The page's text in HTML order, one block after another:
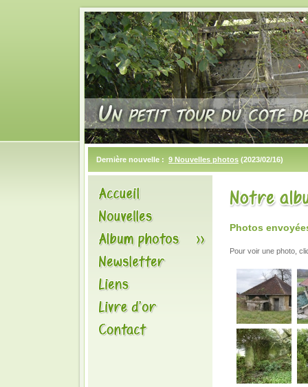
Dernière nouvelle : 9 Nouvelles photos (2023/02/16)
Photos
Pour voir une photo,